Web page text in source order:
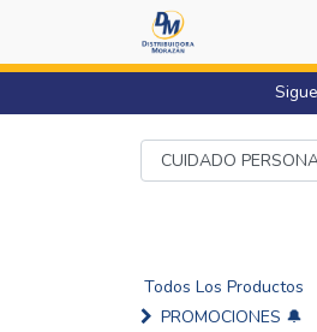
Todos Los Productos
PROMOCIONES 🔔